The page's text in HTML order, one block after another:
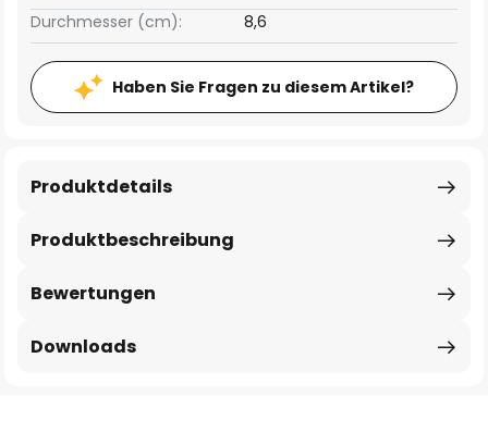
Durchmesser (cm):
8,6
Haben Sie Fragen zu diesem Artikel?
Produktbeschreibung
Produktdetails
Bewertungen
Downloads